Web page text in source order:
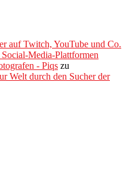
auf Twitch, YouTube und Co.
Media-Plattformen
- Piqs zu
Welt durch den Sucher der